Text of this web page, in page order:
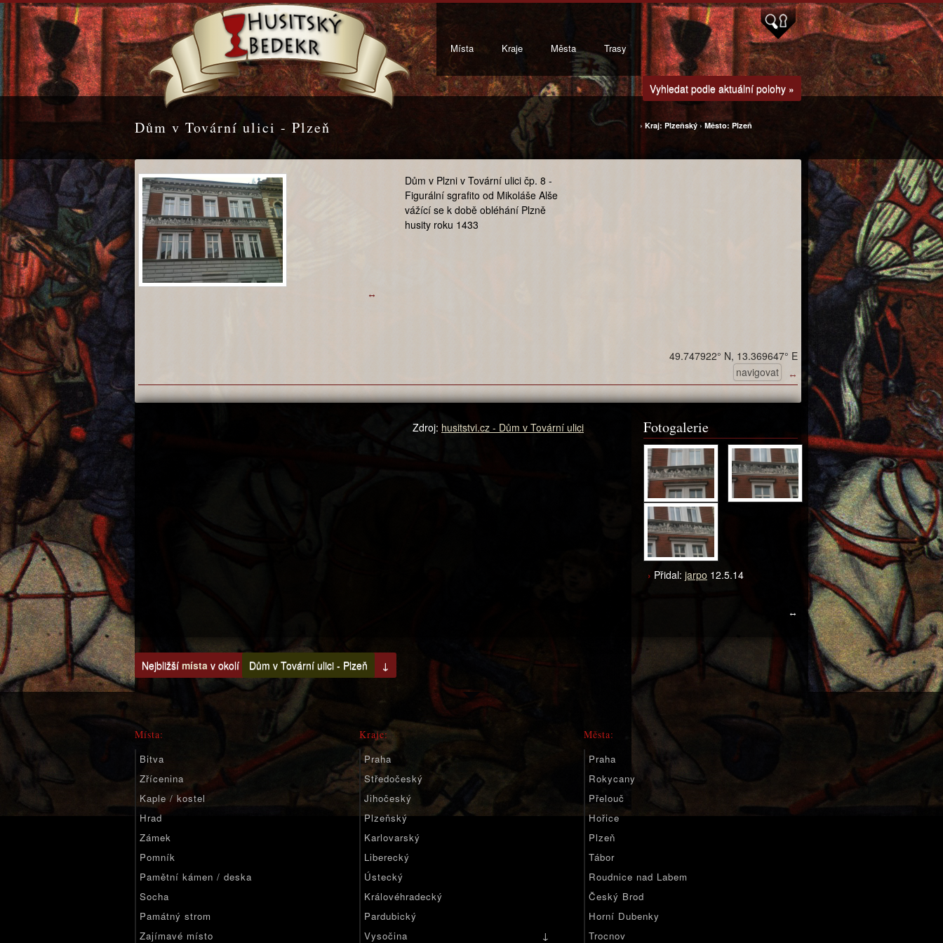
Místa Kraje Města Trasy
Vyhledat podle aktuální polohy »
Dům v Tovární ulici - Plzeň › Kraj: Plzeňský ›Město: Plzeň
↔
Dům v Plzni v Tovární ulici čp. 8 -
Figurální sgrafito od Mikoláše Alše
vážící se k době obléhání Plzně
husity roku 1433
↔
49.747922° N, 13.369647° E
navigovat
Zdroj: husitstvi.cz - Dům v Tovární ulici Fotogalerie
↔
Přidal: jarpo 12.5.14
Nejbližší místa v okolí Dům v Tovární ulici - Plzeň ↓
Místa:
Bitva
Zřícenina
Kaple / kostel
Hrad
Zámek
Pomník
Pamětní kámen / deska
Socha
Památný strom
Zajímavé místo
Kraje:
Praha
Středočeský
Jihočeský
Plzeňský
Karlovarský
Liberecký
Ústecký
Královéhradecký
Pardubický
Vysočina
↓
Města:
Praha
Rokycany
Přelouč
Hořice
Plzeň
Tábor
Roudnice nad Labem
Český Brod
Horní Dubenky
Trocnov